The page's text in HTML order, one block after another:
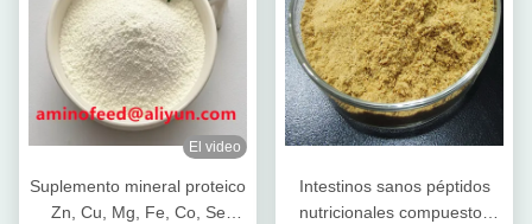
El video
Suplemento mineral proteico
Zn, Cu, Mg, Fe, Co, Se
Intestinos sanos péptidos
nutricionales compuestos